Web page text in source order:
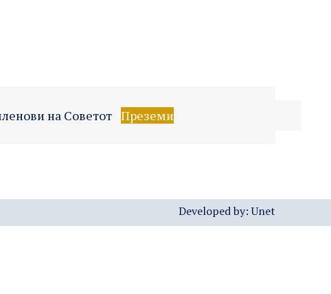
на Советот Преземи
Developed by:Unet